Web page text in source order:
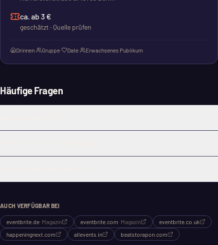
ca. ab 3 €
geschätzt · Quelle prüfen
Drinnen· Gruppe· Date· Erwachsenes Publikum
Häufige Fragen
AUCH VERFÜGBAR BEI
eventbrite.de· Magazin eventbrite.com· Magazin
eventbrite.co.uk
happeningnext.com
allevents.in beatstorapon.com